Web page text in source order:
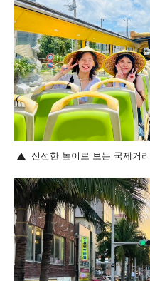
신선한 높이로 보는 국제거리